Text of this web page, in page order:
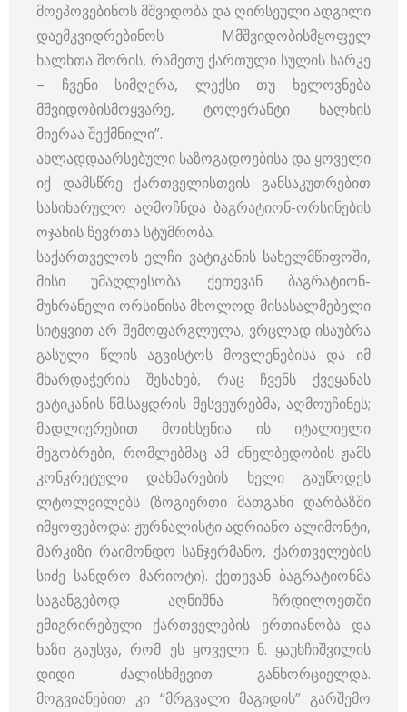
მოეპოვებინოს მშვიდობა და ღირსეული ადგილი
დაემკვიდრებინოს Mმშვიდობისმყოფელ
ხალხთა შორის, რამეთუ ქართული სულის სარკე
– ჩვენი სიმღერა, ლექსი თუ ხელოვნება
მშვიდობისმოყვარე, ტოლერანტი ხალხის
მიერაა შექმნილი”.
ახლადდაარსებული საზოგადოებისა და ყოველი
იქ დამსწრე ქართველისთვის განსაკუთრებით
სასიხარულო აღმოჩნდა ბაგრატიონ-ორსინების
ოჯახის წევრთა სტუმრობა.
საქართველოს ელჩი ვატიკანის სახელმწიფოში,
მისი უმაღლესობა ქეთევან ბაგრატიონ-
მუხრანელი ორსინისა მხოლოდ მისასალმებელი
სიტყვით არ შემოფარგლულა, ვრცლად ისაუბრა
გასული წლის აგვისტოს მოვლენებისა და იმ
მხარდაჭერის შესახებ, რაც ჩვენს ქვეყანას
ვატიკანის წმ.საყდრის მესვეურებმა, აღმოუჩინეს;
მადლიერებით მოიხსენია ის იტალიელი
მეგობრები, რომლებმაც ამ ძნელბედობის ჟამს
კონკრეტული დახმარების ხელი გაუწოდეს
ლტოლვილებს (ზოგიერთი მათგანი დარბაზში
იმყოფებოდა: ჟურნალისტი ადრიანო ალიმონტი,
მარკიზი რაიმონდო სანჯერმანო, ქართველების
სიძე სანდრო მარიოტი). ქეთევან ბაგრატიონმა
საგანგებოდ აღნიშნა ჩრდილოეთში
ემიგრირებული ქართველების ერთიანობა და
ხაზი გაუსვა, რომ ეს ყოველი ნ. ყაუხჩიშვილის
დიდი ძალისხმევით განხორციელდა.
მოგვიანებით კი “მრგვალი მაგიდის” გარშემო